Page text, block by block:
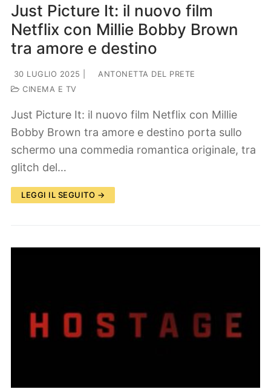
Just Picture It: il nuovo film
Netflix con Millie Bobby Brown
tra amore e destino
30 LUGLIO 2025
ANTONETTA DEL PRETE
CINEMA E TV
Just Picture It: il nuovo film Netflix con Millie
Bobby Brown tra amore e destino porta sullo
schermo una commedia romantica originale, tra
glitch del…
LEGGI IL SEGUITO →